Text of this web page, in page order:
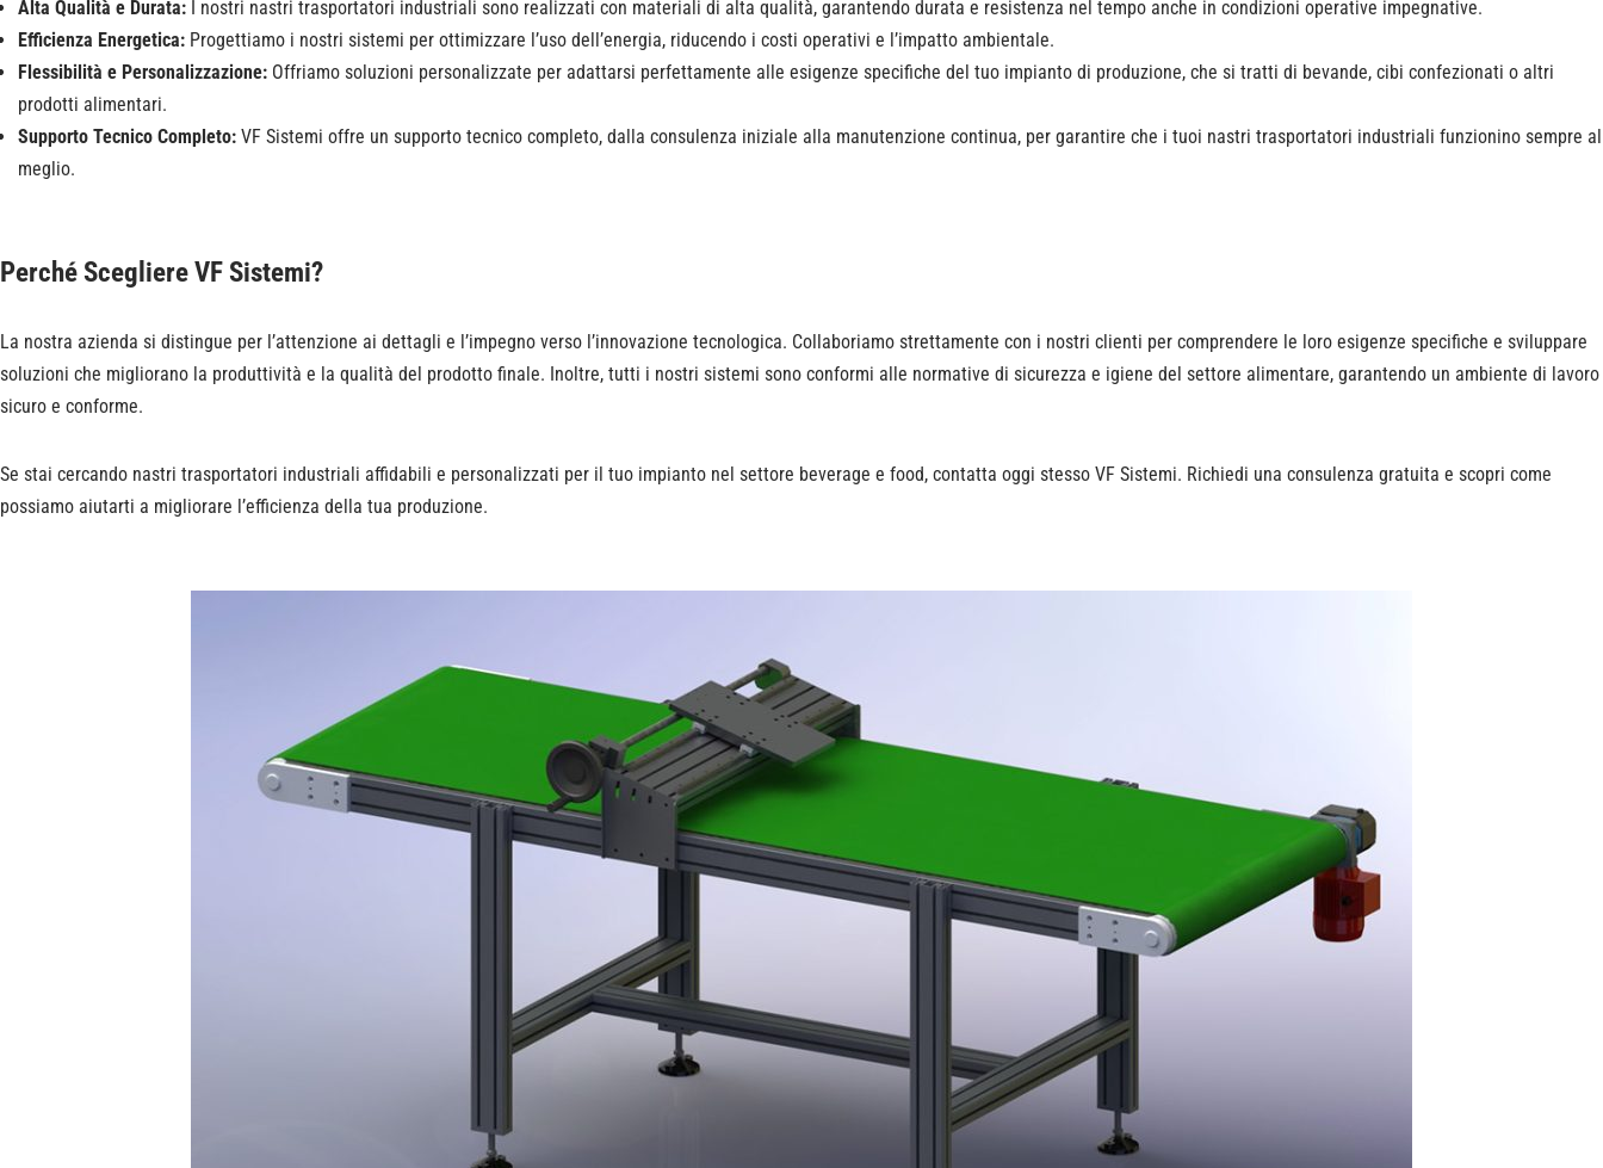
Alta Qualità e Durata: I nostri nastri trasportatori industriali sono realizzati con materiali di alta qualità, garantendo durata e resistenza nel tempo anche in condizioni operative impegnative.
Efficienza Energetica: Progettiamo i nostri sistemi per ottimizzare l’uso dell’energia, riducendo i costi operativi e l’impatto ambientale.
Flessibilità e Personalizzazione: Offriamo soluzioni personalizzate per adattarsi perfettamente alle esigenze specifiche del tuo impianto di produzione, che si tratti di bevande, cibi confezionati o altri
prodotti alimentari.
Supporto Tecnico Completo: VF Sistemi offre un supporto tecnico completo, dalla consulenza iniziale alla manutenzione continua, per garantire che i tuoi nastri trasportatori industriali funzionino sempre al
meglio.
Perché Scegliere VF Sistemi?
La nostra azienda si distingue per l’attenzione ai dettagli e l’impegno verso l’innovazione tecnologica. Collaboriamo strettamente con i nostri clienti per comprendere le loro esigenze specifiche e sviluppare
soluzioni che migliorano la produttività e la qualità del prodotto finale. Inoltre, tutti i nostri sistemi sono conformi alle normative di sicurezza e igiene del settore alimentare, garantendo un ambiente di lavoro
sicuro e conforme.
Se stai cercando nastri trasportatori industriali affidabili e personalizzati per il tuo impianto nel settore beverage e food, contatta oggi stesso VF Sistemi. Richiedi una consulenza gratuita e scopri come
possiamo aiutarti a migliorare l’efficienza della tua produzione.